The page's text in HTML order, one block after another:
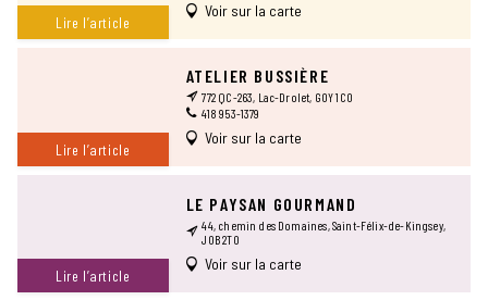
Lire l’article
Voir sur la carte
Lire l’article
ATELIER BUSSIÈRE
772 QC-263, Lac-Drolet, G0Y 1C0
418 953-1379
Voir sur la carte
Lire l’article
LE PAYSAN GOURMAND
44, chemin des Domaines, Saint-Félix-de-Kingsey,
J0B 2T0
Voir sur la carte